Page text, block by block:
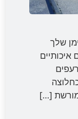
שלך
[…]